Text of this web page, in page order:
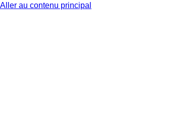
Aller au contenu principal